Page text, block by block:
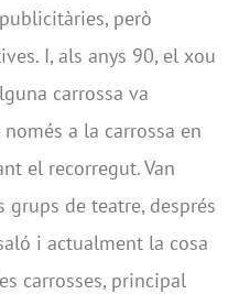
però
I, als anys 90, el xou
carrossa va
a la carrossa en
el recorregut. Van
grups de teatre, després
i actualment la cosa
carrosses, principal